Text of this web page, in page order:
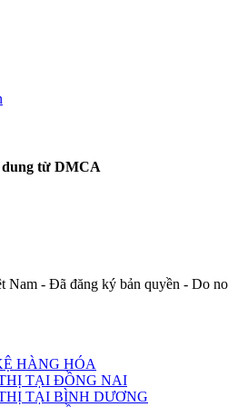
dung từ DMCA
Nam - Đã đăng ký bản quyền - Do
HÀNG HÓA
TẠI ĐỒNG NAI
TẠI BÌNH DƯƠNG